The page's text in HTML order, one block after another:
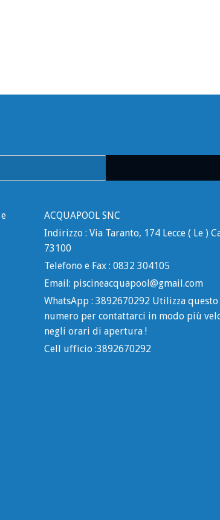
ACQUAPOOL SNC
Indirizzo : Via Taranto, 174 Lecce ( Le )
73100
Telefono e Fax : 0832 304105
Email: piscineacquapool@gmail.com
WhatsApp : 3892670292 Utilizza questo
numero per contattarci in modo più
negli orari di apertura !
Cell ufficio :3892670292